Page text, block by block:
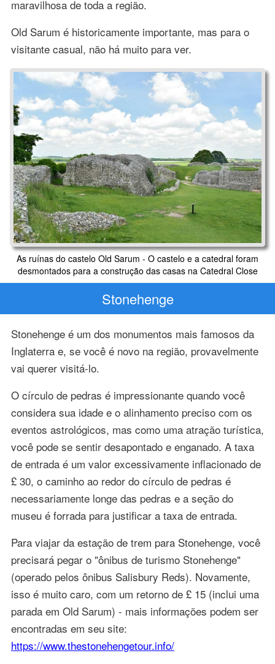
maravilhosa de toda a região.
Old Sarum é historicamente importante, mas para o
visitante casual, não há muito para ver.
As ruínas do castelo Old Sarum - O castelo e a catedral foram
desmontados para a construção das casas na Catedral Close
Stonehenge
Stonehenge é um dos monumentos mais famosos da
Inglaterra e, se você é novo na região, provavelmente
vai querer visitá-lo.
O círculo de pedras é impressionante quando você
considera sua idade e o alinhamento preciso com os
eventos astrológicos, mas como uma atração turística,
você pode se sentir desapontado e enganado. A taxa
de entrada é um valor excessivamente inflacionado de
£ 30, o caminho ao redor do círculo de pedras é
necessariamente longe das pedras e a seção do
museu é forrada para justificar a taxa de entrada.
Para viajar da estação de trem para Stonehenge, você
precisará pegar o "ônibus de turismo Stonehenge"
(operado pelos ônibus Salisbury Reds). Novamente,
isso é muito caro, com um retorno de £ 15 (inclui uma
parada em Old Sarum) - mais informações podem ser
encontradas em seu site:
https://www.thestonehengetour.info/